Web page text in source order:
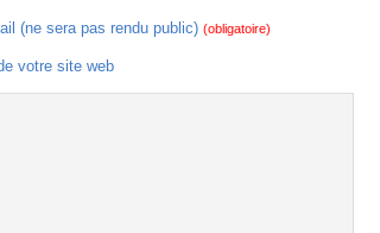
(ne sera pas rendu public) (obligatoire)
votre site web